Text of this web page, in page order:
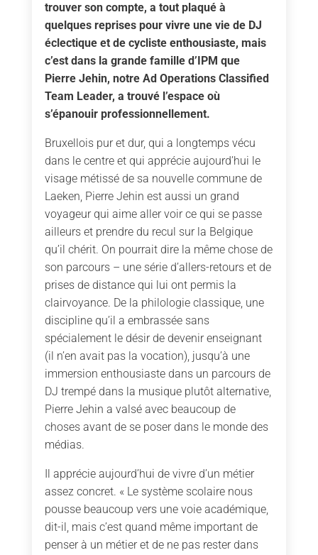
trouver son compte, a tout plaqué à
quelques reprises pour vivre une vie de DJ
éclectique et de cycliste enthousiaste, mais
c’est dans la grande famille d’IPM que
Pierre Jehin, notre Ad Operations Classified
Team Leader, a trouvé l’espace où
s’épanouir professionnellement.
Bruxellois pur et dur, qui a longtemps vécu
dans le centre et qui apprécie aujourd’hui le
visage métissé de sa nouvelle commune de
Laeken, Pierre Jehin est aussi un grand
voyageur qui aime aller voir ce qui se passe
ailleurs et prendre du recul sur la Belgique
qu’il chérit. On pourrait dire la même chose de
son parcours – une série d’allers-retours et de
prises de distance qui lui ont permis la
clairvoyance. De la philologie classique, une
discipline qu’il a embrassée sans
spécialement le désir de devenir enseignant
(il n’en avait pas la vocation), jusqu’à une
immersion enthousiaste dans un parcours de
DJ trempé dans la musique plutôt alternative,
Pierre Jehin a valsé avec beaucoup de
choses avant de se poser dans le monde des
médias.
Il apprécie aujourd’hui de vivre d’un métier
assez concret. « Le système scolaire nous
pousse beaucoup vers une voie académique,
dit-il, mais c’est quand même important de
penser à un métier et de ne pas rester dans